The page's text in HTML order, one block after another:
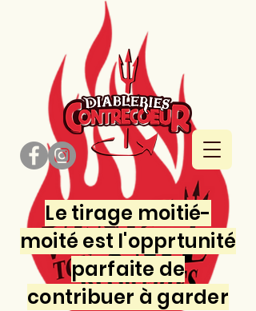
Le tirage moitié-
moité est l'opprtunité
parfaite de
contribuer à garder